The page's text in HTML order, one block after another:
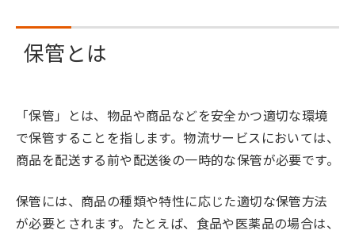
保管とは
「保管」とは、物品や商品などを安全かつ適切な環境
で保管することを指します。物流サービスにおいては、
商品を配送する前や配送後の一時的な保管が必要です。
保管には、商品の種類や特性に応じた適切な保管方法
が必要とされます。たとえば、食品や医薬品の場合は、